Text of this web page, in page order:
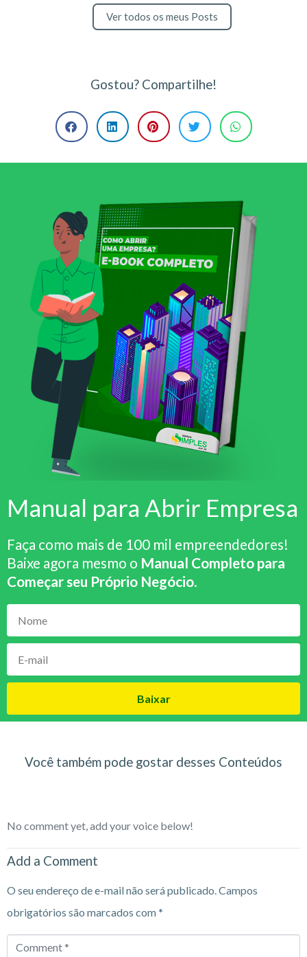
Ver todos os meus Posts
Gostou? Compartilhe!
Manual para Abrir Empresa
Faça como mais de 100 mil empreendedores!
Baixe agora mesmo o Manual Completo para
Começar seu Próprio Negócio.
Baixar
Você também pode gostar desses Conteúdos
No comment yet, add your voice below!
Add a Comment
O seu endereço de e-mail não será publicado.Campos
obrigatórios são marcados com*
Comment